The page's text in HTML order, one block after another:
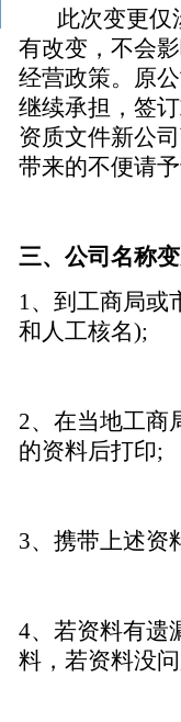
此次变更仅
有改变，不会
经营政策。原
继续承担，签
资质文件新公
带来的不便请
三、公司名称
1、到工商局或
和人工核名);
2、在当地工商
的资料后打印;
3、携带上述资
4、若资料有遗
料，若资料没